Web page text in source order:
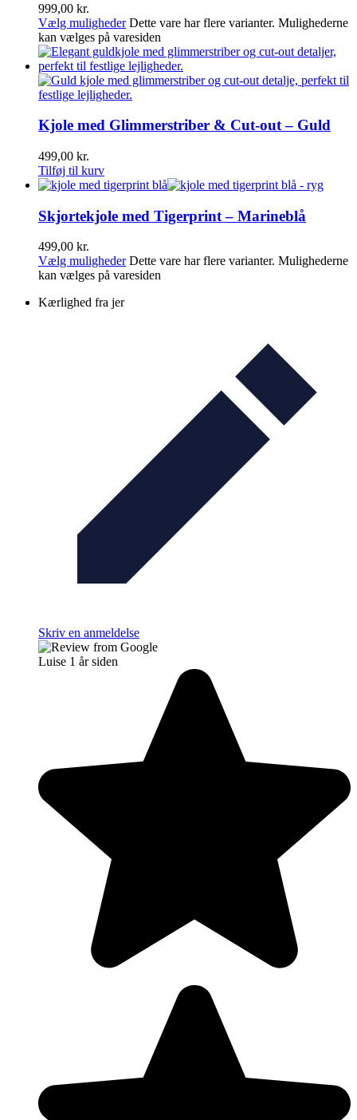
999,00 kr.
Vælg muligheder Dette vare har flere varianter. Mulighederne
kan vælges på varesiden
Kjole med Glimmerstriber & Cut-out – Guld
499,00 kr.
Tilføj til kurv
Skjortekjole med Tigerprint – Marineblå
499,00 kr.
Vælg muligheder Dette vare har flere varianter. Mulighederne
kan vælges på varesiden
Kærlighed fra jer
Skriv en anmeldelse
Luise 1 år siden